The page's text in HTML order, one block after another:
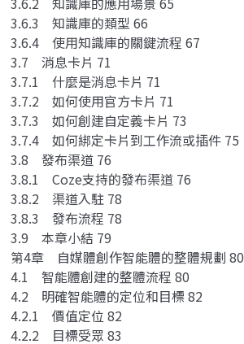
3.6.3 知識庫的類型 66
3.6.4 使用知識庫的關鍵流程 67
3.7 消息卡片 71
3.7.1 什麼是消息卡片 71
3.7.2 如何使用官方卡片 71
3.7.3 如何創建自定義卡片 73
3.7.4 如何綁定卡片到工作流或插件 75
3.8 發布渠道 76
3.8.1 Coze支持的發布渠道 76
3.8.2 渠道入駐 78
3.8.3 發布流程 78
3.9 本章小結 79
第4章 自媒體創作智能體的整體規劃 80
4.1 智能體創建的整體流程 80
4.2 明確智能體的定位和目標 82
4.2.1 價值定位 82
4.2.2 目標受眾 83